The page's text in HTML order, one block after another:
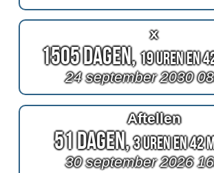
x
1505 Dagen,19 Uren en
24 september 2030
Aftellen
51 Dagen,3 Uren en 42
30 september 2026